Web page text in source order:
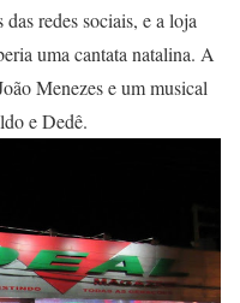
redes sociais, e a loja
uma cantata natalina. A
Menezes e um musical
e Dedê.